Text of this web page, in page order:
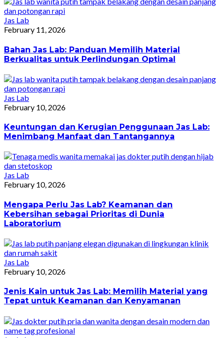
Jas Lab
February 11, 2026
Bahan Jas Lab: Panduan Memilih Material
Berkualitas untuk Perlindungan Optimal
Jas Lab
February 10, 2026
Keuntungan dan Kerugian Penggunaan Jas Lab:
Menimbang Manfaat dan Tantangannya
Jas Lab
February 10, 2026
Mengapa Perlu Jas Lab? Keamanan dan
Kebersihan sebagai Prioritas di Dunia
Laboratorium
Jas Lab
February 10, 2026
Jenis Kain untuk Jas Lab: Memilih Material yang
Tepat untuk Keamanan dan Kenyamanan